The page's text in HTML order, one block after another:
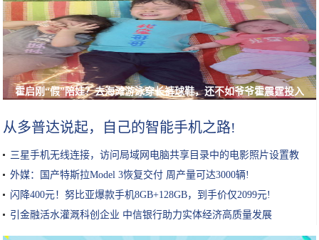
霍启刚“假”陪娃？去海滩游泳穿长裤球鞋，还不如爷爷霍震霆投入
从多普达说起，自己的智能手机之路!
三星手机无线连接，访问局域网电脑共享目录中的电影照片设置教
程!
外媒：国产特斯拉Model 3恢复交付 周产量可达3000辆!
闪降400元！努比亚爆款手机8GB+128GB，到手价仅2099元!
引金融活水灌溉科创企业 中信银行助力实体经济高质量发展